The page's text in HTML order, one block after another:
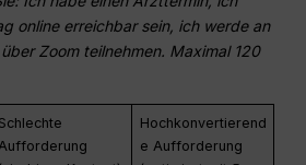
online erreichbar sein, ich werde an
Zoom teilnehmen. Maximal 120
Schlechte
Hochkonvertierend
e Aufforderung